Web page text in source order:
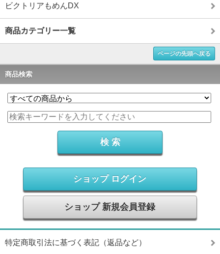
ビクトリアもめんDX
商品カテゴリー一覧
ページの先頭へ戻る
商品検索
ショップ ログイン
ショップ 新規会員登録
特定商取引法に基づく表記（返品など）